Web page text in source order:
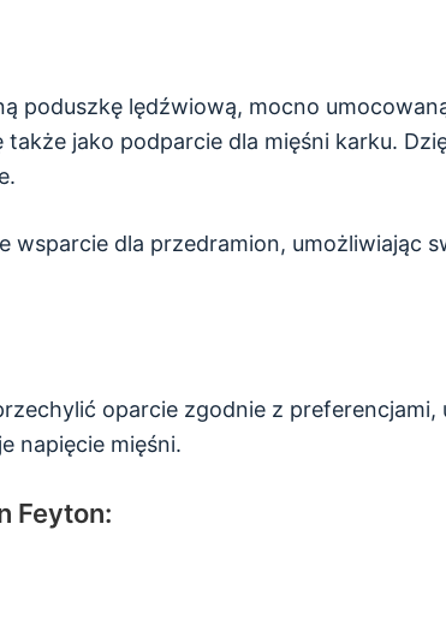
poduszkę lędźwiową, mocno
jako podparcie dla mięśni karku.
wsparcie dla przedramion, umożliwiając
oparcie zgodnie z
napięcie mięśni.
Feyton: